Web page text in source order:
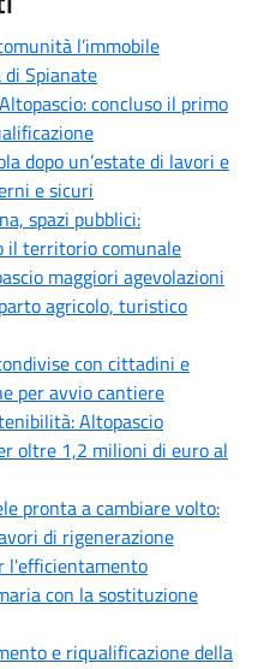
l’immobile
di Spianate
concluso il primo
dopo un’estate di lavori e
e sicuri
spazi pubblici:
il territorio comunale
maggiori agevolazioni
agricolo, turistico
con cittadini e
per avvio cantiere
Altopascio
oltre 1,2 milioni di euro al
pronta a cambiare volto:
di rigenerazione
l'efficientamento
con la sostituzione
e riqualificazione della